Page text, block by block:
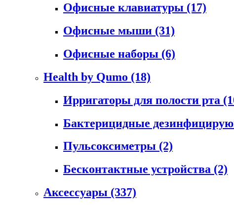
Офисные клавиатуры (17)
Офисные мыши (31)
Офисные наборы (6)
Health by Qumo (18)
Ирригаторы для полости рта
Бактерицидные
Пульсоксиметры (2)
Бесконтактные устройства (2)
Аксессуары (337)